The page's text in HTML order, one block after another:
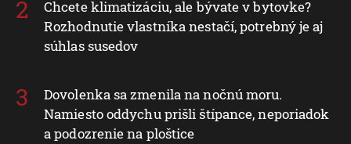
Chcete klimatizáciu, ale bývate v bytovke?
Rozhodnutie vlastníka nestačí, potrebný je aj
súhlas susedov
Dovolenka sa zmenila na nočnú moru.
Namiesto oddychu prišli štípance, neporiadok
a podozrenie na ploštice